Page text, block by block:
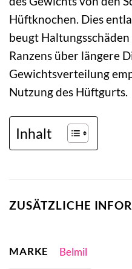
Hüftknochen. Dies
beugt Haltungsschäden
Ranzens über längere
Gewichtsverteilung
Nutzung des Hüftgurts.
Inhalt
ZUSÄTZLICHE
MARKE Belmil